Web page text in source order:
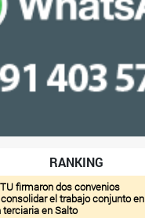
RANKING
firmaron dos convenios
el trabajo conjunto en
en Salto